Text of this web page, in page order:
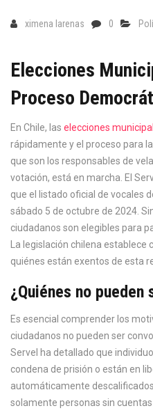
ximena larenas 0
Elecciones
Proceso
En Chile, las elecciones
rápidamente y el proceso para
que son los responsables de
votación, está en marcha. El
que el listado oficial de vocales
sábado 5 de octubre de 2024.
ciudadanos son elegibles para
La legislación chilena
quiénes están exentos de esta
¿Quiénes no
Es esencial comprender los
ciudadanos no pueden ser
Servel ha detallado que
condena de prisión o están en
automáticamente
solamente personas sin